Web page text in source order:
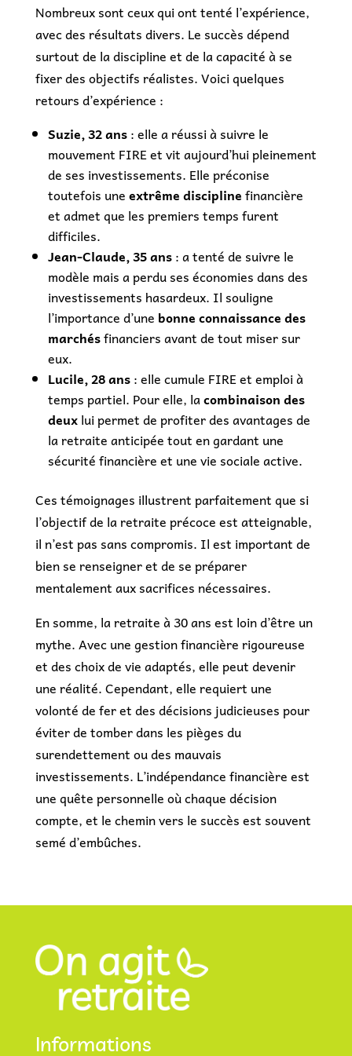
Nombreux sont ceux qui ont tenté l’expérience,
avec des résultats divers. Le succès dépend
surtout de la discipline et de la capacité à se
fixer des objectifs réalistes. Voici quelques
retours d’expérience :
Suzie, 32 ans: elle a réussi à suivre le
mouvement FIRE et vit aujourd’hui pleinement
de ses investissements. Elle préconise
toutefois uneextrême disciplinefinancière
et admet que les premiers temps furent
difficiles.
Jean-Claude, 35 ans: a tenté de suivre le
modèle mais a perdu ses économies dans des
investissements hasardeux. Il souligne
l’importance d’une bonne connaissance des
marchésfinanciers avant de tout miser sur
eux.
Lucile, 28 ans: elle cumule FIRE et emploi à
temps partiel. Pour elle, lacombinaison des
deuxlui permet de profiter des avantages de
la retraite anticipée tout en gardant une
sécurité financière et une vie sociale active.
Ces témoignages illustrent parfaitement que si
l’objectif de la retraite précoce est atteignable,
il n’est pas sans compromis. Il est important de
bien se renseigner et de se préparer
mentalement aux sacrifices nécessaires.
En somme, la retraite à 30 ans est loin d’être un
mythe. Avec une gestion financière rigoureuse
et des choix de vie adaptés, elle peut devenir
une réalité. Cependant, elle requiert une
volonté de fer et des décisions judicieuses pour
éviter de tomber dans les pièges du
surendettement ou des mauvais
investissements. L’indépendance financière est
une quête personnelle où chaque décision
compte, et le chemin vers le succès est souvent
semé d’embûches.
Informations